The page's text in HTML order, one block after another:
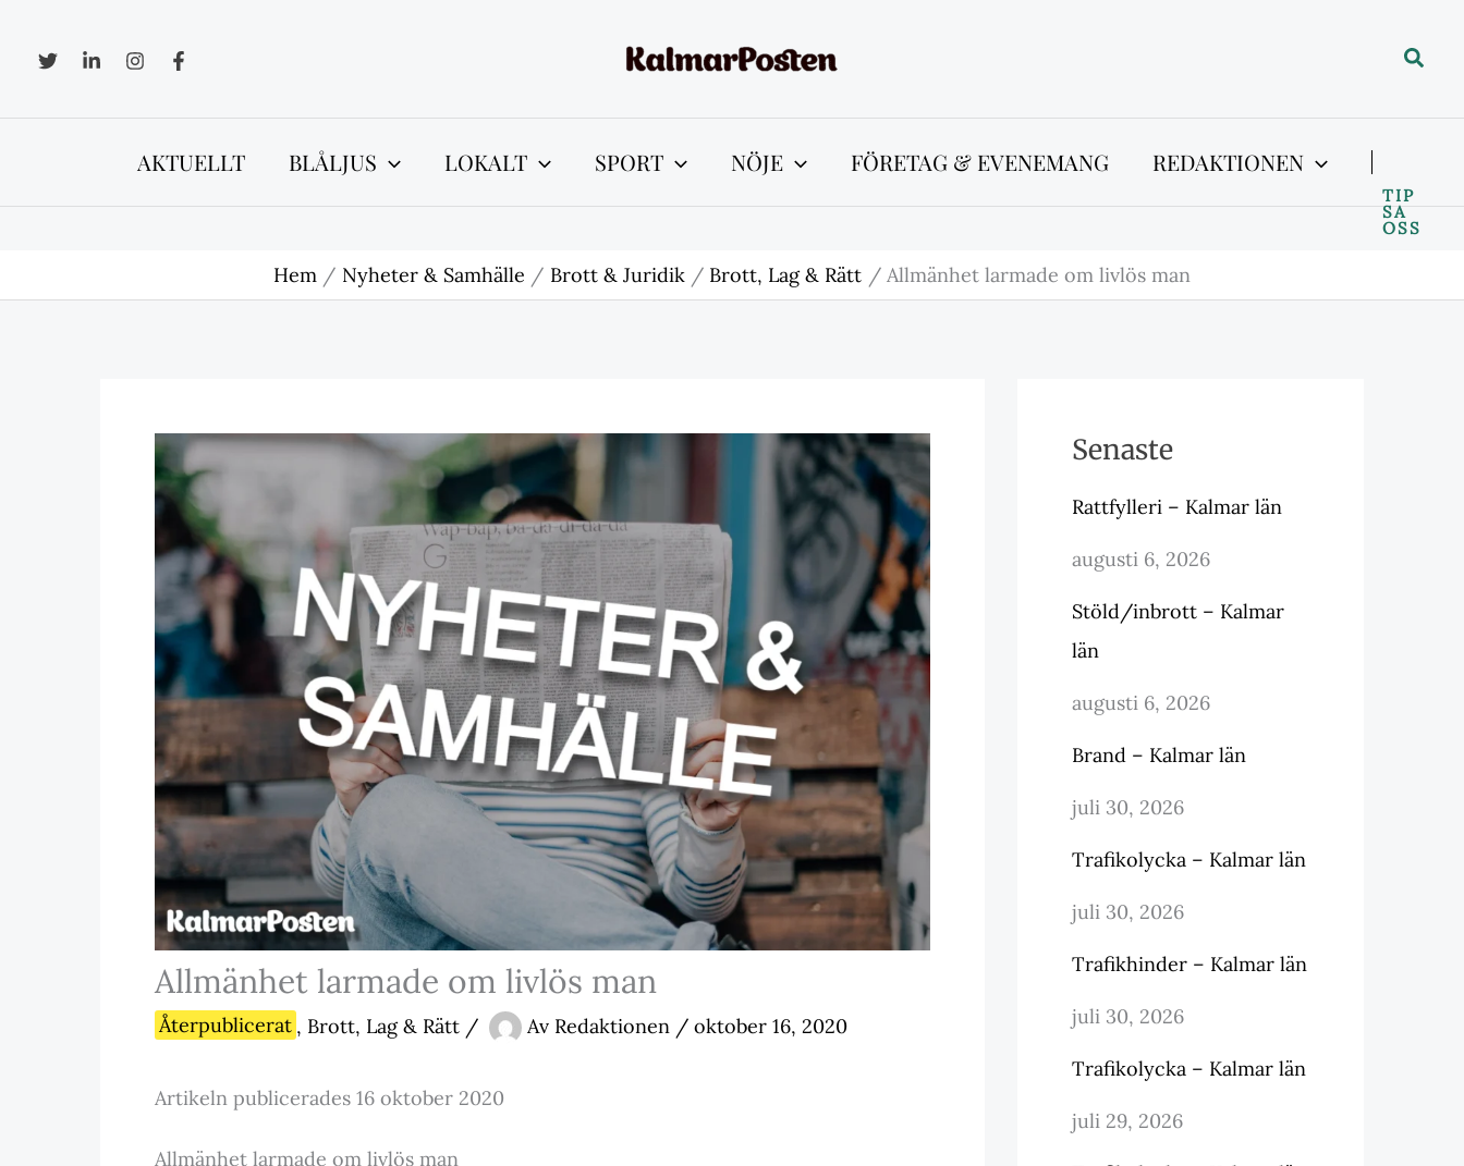
innehåll
Sök
AKTUELLT BLÅLJUS LOKALT SPORT NÖJE FÖRETAG & EVENEMANG REDAKTIONEN
TIP
SA
OSS
Hem Nyheter & Samhälle Brott & Juridik Brott, Lag & Rätt Allmänhet larmade om livlös man
Allmänhet larmade om livlös man
Återpublicerat , Brott, Lag & Rätt / Av Redaktionen / oktober 16, 2020
Artikeln publicerades 16 oktober 2020
Allmänhet larmade om livlös man
Senaste
Rattfylleri – Kalmar län
augusti 6, 2026
Stöld/inbrott – Kalmar
län
augusti 6, 2026
Brand – Kalmar län
juli 30, 2026
Trafikolycka – Kalmar län
juli 30, 2026
Trafikhinder – Kalmar län
juli 30, 2026
Trafikolycka – Kalmar län
juli 29, 2026